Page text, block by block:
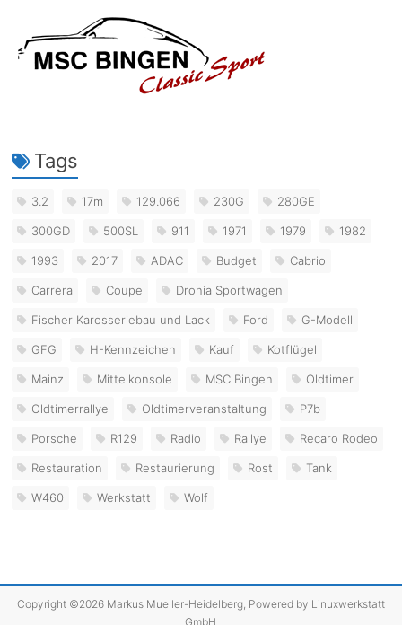
Tags
3.2 17m 129.066 230G 280GE
300GD 500SL 911 1971 1979 1982
1993 2017 ADAC Budget Cabrio
Carrera Coupe Dronia Sportwagen
Fischer Karosseriebau und Lack Ford G-Modell
GFG H-Kennzeichen Kauf Kotflügel
Mainz Mittelkonsole MSC Bingen Oldtimer
Oldtimerrallye Oldtimerveranstaltung P7b
Porsche R129 Radio Rallye Recaro Rodeo
Restauration Restaurierung Rost Tank
W460 Werkstatt Wolf
Copyright ©2026 Markus Mueller-Heidelberg, Powered by Linuxwerkstatt
GmbH